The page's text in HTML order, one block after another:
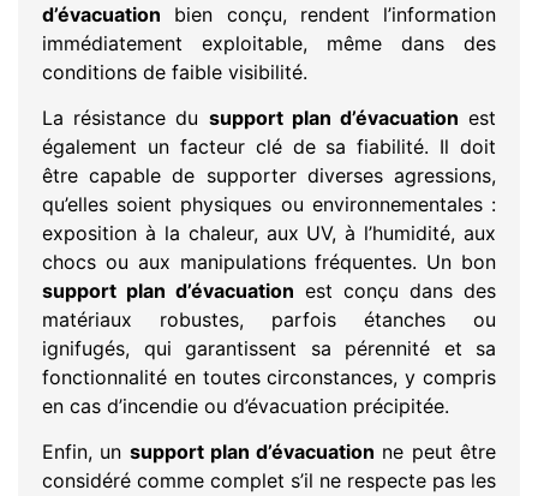
d’évacuation bien conçu, rendent l’information
immédiatement exploitable, même dans des
conditions de faible visibilité.
La résistance du support plan d’évacuation est
également un facteur clé de sa fiabilité. Il doit
être capable de supporter diverses agressions,
qu’elles soient physiques ou environnementales :
exposition à la chaleur, aux UV, à l’humidité, aux
chocs ou aux manipulations fréquentes. Un bon
support plan d’évacuation est conçu dans des
matériaux robustes, parfois étanches ou
ignifugés, qui garantissent sa pérennité et sa
fonctionnalité en toutes circonstances, y compris
en cas d’incendie ou d’évacuation précipitée.
Enfin, un support plan d’évacuation ne peut être
considéré comme complet s’il ne respecte pas les